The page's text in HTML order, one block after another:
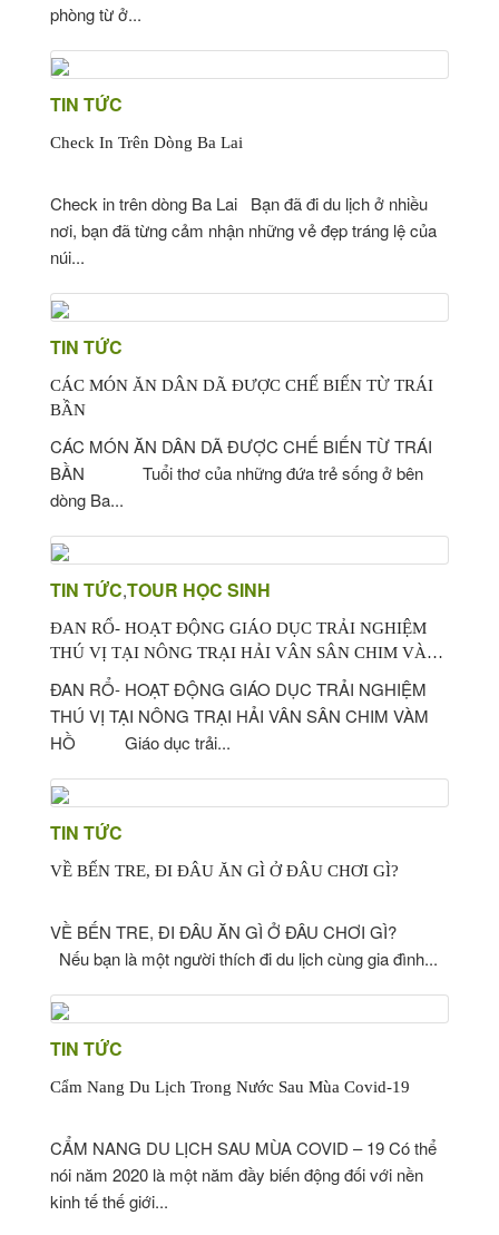
phòng từ ở...
TIN TỨC
Check In Trên Dòng Ba Lai
Check in trên dòng Ba Lai Bạn đã đi du lịch ở nhiều
nơi, bạn đã từng cảm nhận những vẻ đẹp tráng lệ của
núi...
TIN TỨC
CÁC MÓN ĂN DÂN DÃ ĐƯỢC CHẾ BIẾN TỪ TRÁI
BẦN
CÁC MÓN ĂN DÂN DÃ ĐƯỢC CHẾ BIẾN TỪ TRÁI
BẦN Tuổi thơ của những đứa trẻ sống ở bên
dòng Ba...
TIN TỨC,TOUR HỌC SINH
ĐAN RỔ- HOẠT ĐỘNG GIÁO DỤC TRẢI NGHIỆM
THÚ VỊ TẠI NÔNG TRẠI HẢI VÂN SÂN CHIM VÀM
ĐAN RỔ- HOẠT ĐỘNG GIÁO DỤC TRẢI NGHIỆM
THÚ VỊ TẠI NÔNG TRẠI HẢI VÂN SÂN CHIM VÀM
HỒ Giáo dục trải...
TIN TỨC
VỀ BẾN TRE, ĐI ĐÂU ĂN GÌ Ở ĐÂU CHƠI GÌ?
VỀ BẾN TRE, ĐI ĐÂU ĂN GÌ Ở ĐÂU CHƠI GÌ?
Nếu bạn là một người thích đi du lịch cùng gia đình...
TIN TỨC
Cẩm Nang Du Lịch Trong Nước Sau Mùa Covid-19
CẨM NANG DU LỊCH SAU MÙA COVID – 19 Có thể
nói năm 2020 là một năm đầy biến động đối với nền
kinh tế thế giới...